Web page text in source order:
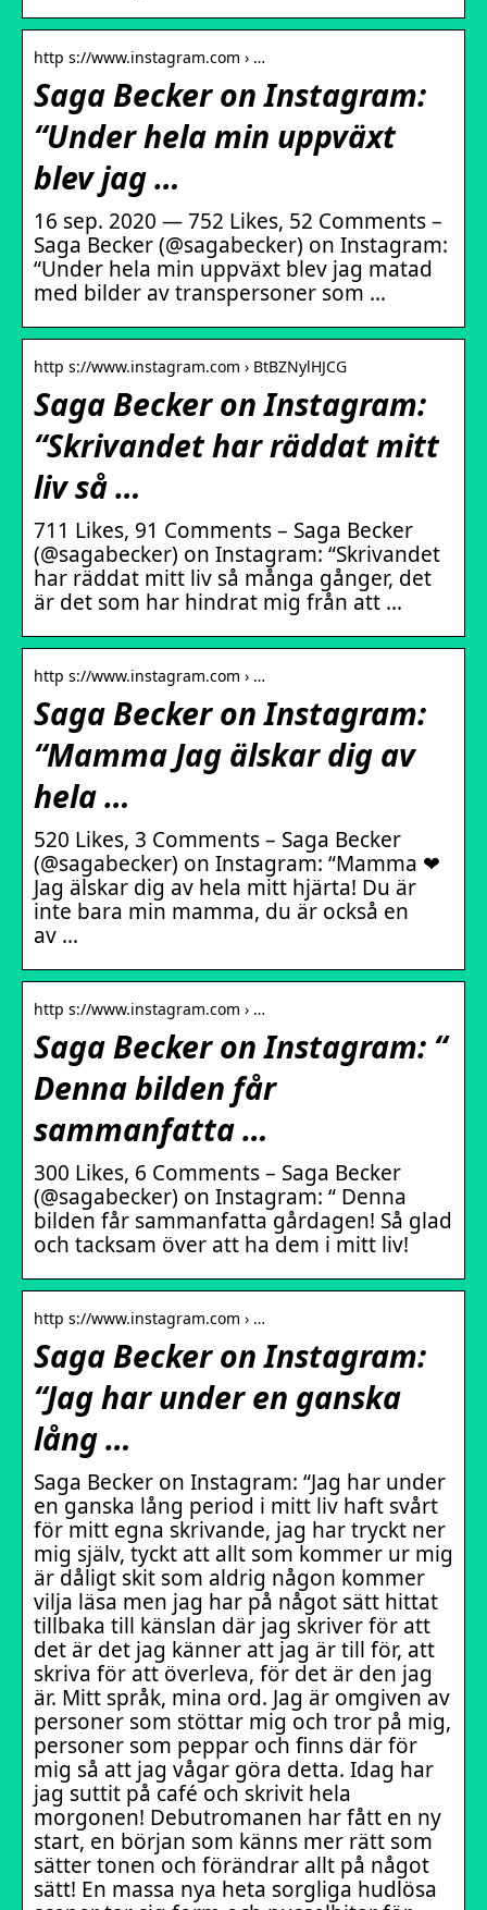
http s://www.instagram.com › …
Saga Becker on Instagram:
“Under hela min uppväxt
blev jag …
16 sep. 2020 — 752 Likes, 52 Comments –
Saga Becker (@sagabecker) on Instagram:
“Under hela min uppväxt blev jag matad
med bilder av transpersoner som …
http s://www.instagram.com › BtBZNylHJCG
Saga Becker on Instagram:
“Skrivandet har räddat mitt
liv så …
711 Likes, 91 Comments – Saga Becker
(@sagabecker) on Instagram: “Skrivandet
har räddat mitt liv så många gånger, det
är det som har hindrat mig från att …
http s://www.instagram.com › …
Saga Becker on Instagram:
“Mamma Jag älskar dig av
hela …
520 Likes, 3 Comments – Saga Becker
(@sagabecker) on Instagram: “Mamma ❤
Jag älskar dig av hela mitt hjärta! Du är
inte bara min mamma, du är också en
av …
http s://www.instagram.com › …
Saga Becker on Instagram: “
Denna bilden får
sammanfatta …
300 Likes, 6 Comments – Saga Becker
(@sagabecker) on Instagram: “ Denna
bilden får sammanfatta gårdagen! Så glad
och tacksam över att ha dem i mitt liv!
http s://www.instagram.com › …
Saga Becker on Instagram:
“Jag har under en ganska
lång …
Saga Becker on Instagram: “Jag har under
en ganska lång period i mitt liv haft svårt
för mitt egna skrivande, jag har tryckt ner
mig själv, tyckt att allt som kommer ur mig
är dåligt skit som aldrig någon kommer
vilja läsa men jag har på något sätt hittat
tillbaka till känslan där jag skriver för att
det är det jag känner att jag är till för, att
skriva för att överleva, för det är den jag
är. Mitt språk, mina ord. Jag är omgiven av
personer som stöttar mig och tror på mig,
personer som peppar och finns där för
mig så att jag vågar göra detta. Idag har
jag suttit på café och skrivit hela
morgonen! Debutromanen har fått en ny
start, en början som känns mer rätt som
sätter tonen och förändrar allt på något
sätt! En massa nya heta sorgliga hudlösa